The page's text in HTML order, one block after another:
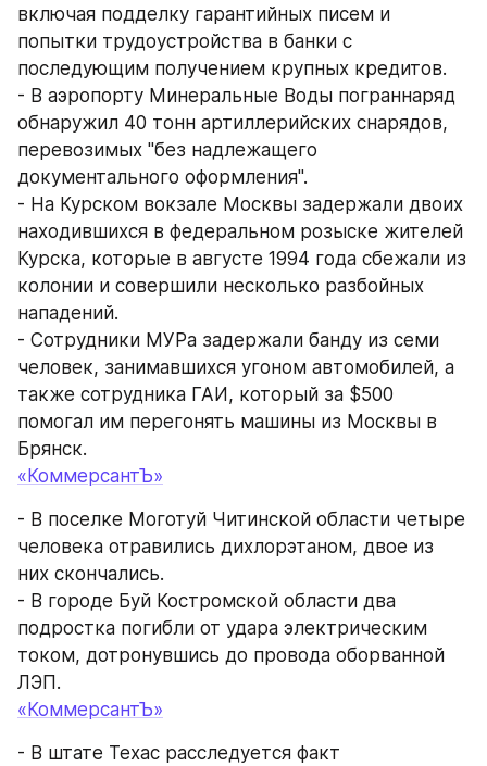
включая подделку гарантийных писем и
попытки трудоустройства в банки с
последующим получением крупных кредитов.
- В аэропорту Минеральные Воды пограннаряд
обнаружил 40 тонн артиллерийских снарядов,
перевозимых "без надлежащего
документального оформления".
- На Курском вокзале Москвы задержали двоих
находившихся в федеральном розыске жителей
Курска, которые в августе 1994 года сбежали из
колонии и совершили несколько разбойных
нападений.
- Сотрудники МУРа задержали банду из семи
человек, занимавшихся угоном автомобилей, а
также сотрудника ГАИ, который за $500
помогал им перегонять машины из Москвы в
Брянск.
«КоммерсантЪ»
- В поселке Моготуй Читинской области четыре
человека отравились дихлорэтаном, двое из
них скончались.
- В городе Буй Костромской области два
подростка погибли от удара электрическим
током, дотронувшись до провода оборванной
ЛЭП.
«КоммерсантЪ»
- В штате Техас расследуется факт